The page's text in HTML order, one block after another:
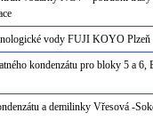
vody FUJI KOYO Plzeň
kondenzátu pro bloky 5 a
a demilinky Vřesová -